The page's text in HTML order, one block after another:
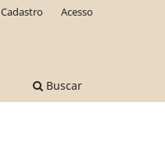
Buscar
Cadastro Acesso